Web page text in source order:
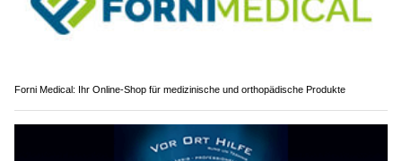
Forni Medical: Ihr Online-Shop für medizinische und orthopädische Produkte